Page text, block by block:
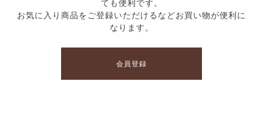
ても便利です。
お気に入り商品をご登録いただけるなどお買い物が便利に
なります。
会員登録